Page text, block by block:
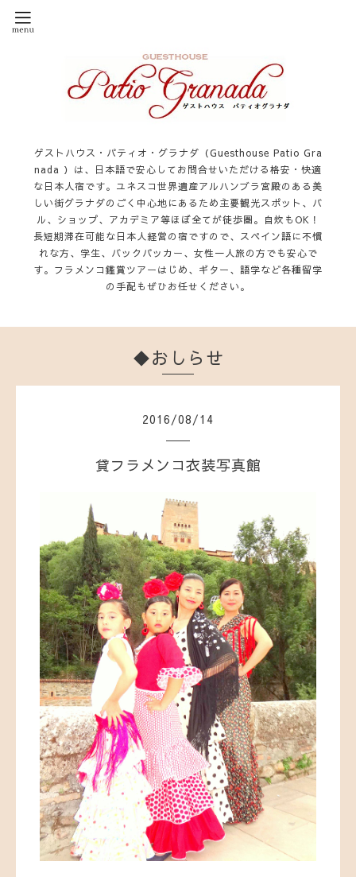
ゲストハウス・パティオ・グラナダ（Guesthouse Patio Gra
nada ）は、日本語で安心してお問合せいただける格安・快適
な日本人宿です。ユネスコ世界遺産アルハンブラ宮殿のある美
しい街グラナダのごく中心地にあるため主要観光スポット、バ
ル、ショップ、アカデミア等ほぼ全てが徒歩圏。自炊もOK！
長短期滞在可能な日本人経営の宿ですので、スペイン語に不慣
れな方、学生、バックパッカー、女性一人旅の方でも安心で
す。フラメンコ鑑賞ツアーはじめ、ギター、語学など各種留学
の手配もぜひお任せください。
◆おしらせ
2016/08/14
貸フラメンコ衣装写真館